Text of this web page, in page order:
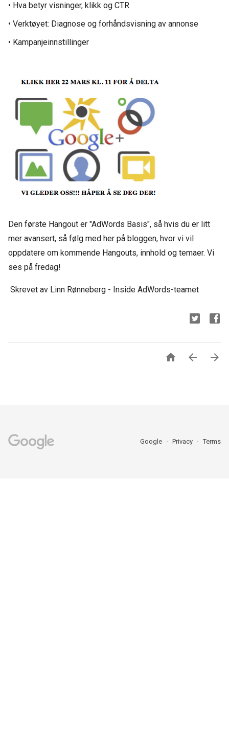
• Hva betyr visninger, klikk og CTR
• Verktøyet: Diagnose og forhåndsvisning av annonse
• Kampanjeinnstillinger
Den første Hangout er "AdWords Basis", så hvis du er litt
mer avansert, så følg med her på bloggen, hvor vi vil
oppdatere om kommende Hangouts, innhold og temaer. Vi
ses på fredag!
Skrevet av Linn Rønneberg - Inside AdWords-teamet
  
Google Privacy Terms